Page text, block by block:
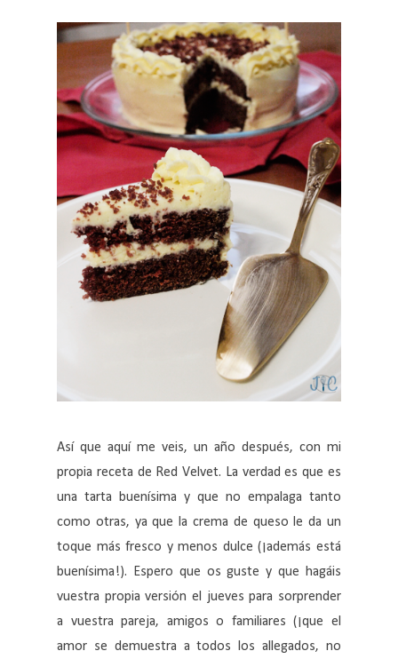
Así que aquí me veis, un año después, con mi
propia receta de Red Velvet. La verdad es que es
una tarta buenísima y que no empalaga tanto
como otras, ya que la crema de queso le da un
toque más fresco y menos dulce (¡además está
buenísima!). Espero que os guste y que hagáis
vuestra propia versión el jueves para sorprender
a vuestra pareja, amigos o familiares (¡que el
amor se demuestra a todos los allegados, no